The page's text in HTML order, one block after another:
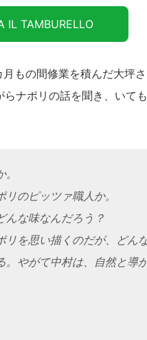
IL TAMBURELLO
もの間修業を積んだ大坪
ナポリの話を聞き、いて
のピッツァ職人か。
な味なんだろう？
を思い描くのだが、どん
やがて中村は、自然と導